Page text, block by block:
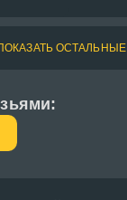
ОСТАЛЬНЫЕ